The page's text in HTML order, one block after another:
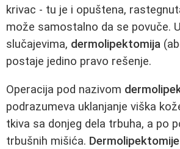
krivac - tu je i opuštena,
može samostalno da se povuče.
slučajevima, dermolipektomija
postaje jedino pravo rešenje.
Operacija pod nazivom
podrazumeva uklanjanje viška
tkiva sa donjeg dela trbuha, a po
trbušnih mišića. Dermolipektomije